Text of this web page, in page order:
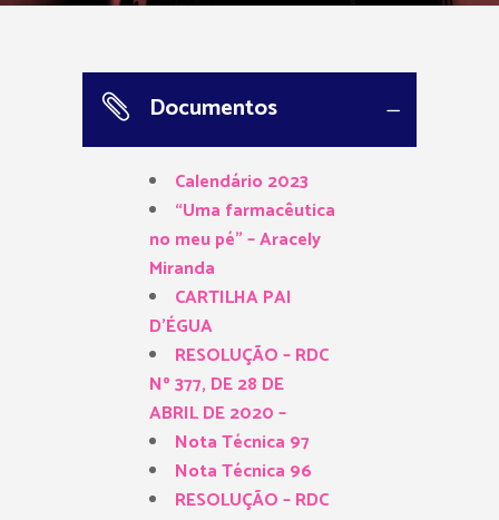
Documentos
Calendário 2023
“Uma farmacêutica
no meu pé” – Aracely
Miranda
CARTILHA PAI
D’ÉGUA
RESOLUÇÃO – RDC
Nº 377, DE 28 DE
ABRIL DE 2020 –
Nota Técnica 97
Nota Técnica 96
RESOLUÇÃO – RDC